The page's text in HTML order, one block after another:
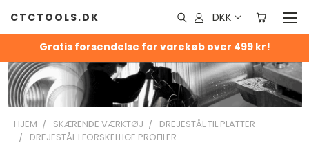
Gratis forsendelse for varekøb over 499 kr!
CTCTOOLS.DK DKK
HJEM SKÆRENDE VÆRKTØJ
DREJESTÅL TIL PLATTER
DREJESTÅL I FORSKELLIGE PROFILER